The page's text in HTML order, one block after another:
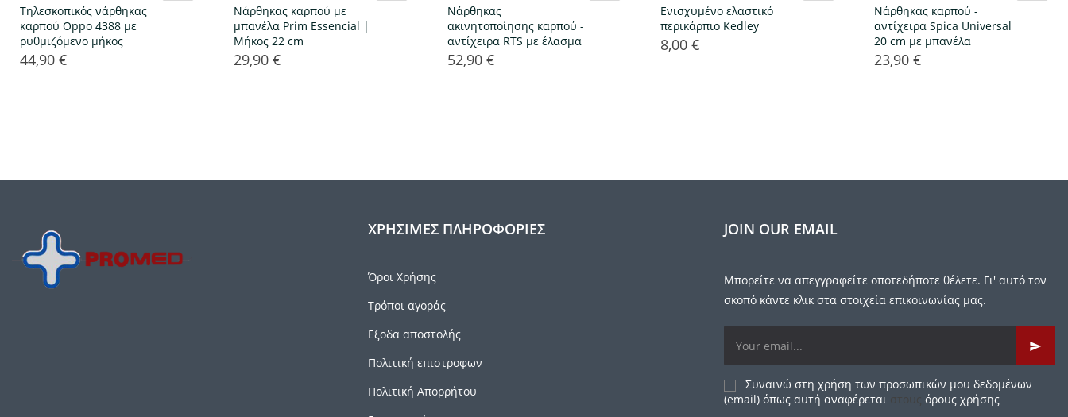
Τηλεσκοπικός νάρθηκας
καρπού Oppo 4388 με
ρυθμιζόμενο μήκος
Τιμή
44,90 €
Νάρθηκας καρπού με
μπανέλα Prim Essencial |
Μήκος 22 cm
Τιμή
29,90 €
Νάρθηκας
ακινητοποίησης καρπού -
αντίχειρα RTS με έλασμα
Τιμή
52,90 €
Ενισχυμένο ελαστικό
περικάρπιο Kedley
Τιμή
8,00 €
Νάρθηκας καρπού -
αντίχειρα Spica Universal
20 cm με μπανέλα
Τιμή
23,90 €
ΧΡΉΣΙΜΕΣ ΠΛΗΡΟΦΟΡΊΕΣ
Όροι Χρήσης
Τρόποι αγοράς
Εξοδα αποστολής
Πολιτική επιστροφων
Πολιτική Απορρήτου
JOIN OUR EMAIL
Μπορείτε να απεγγραφείτε οποτεδήποτε θέλετε. Γι' αυτό τον
σκοπό κάντε κλικ στα στοιχεία επικοινωνίας μας.
Συναινώ στη χρήση των προσωπικών μου δεδομένων
(email) όπως αυτή αναφέρεται στους όρους χρήσης